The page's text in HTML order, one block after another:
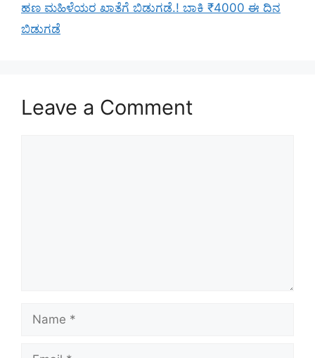
ಹಣ ಮಹಿಳೆಯರ ಖಾತೆಗೆ ಬಿಡುಗಡೆ.! ಬಾಕಿ ₹4000 ಈ ದಿನ
ಬಿಡುಗಡೆ
Leave a Comment
Name
Email